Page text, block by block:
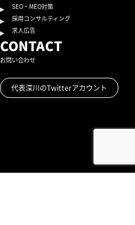
SEO・MEO対策
採用コンサルティング
求人広告
CONTACT
お問い合わせ
代表深川のTwitterアカウント